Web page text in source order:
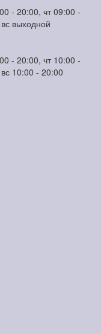
- 20:00, чт 09:00 -
выходной
- 20:00, чт 10:00 -
10:00 - 20:00